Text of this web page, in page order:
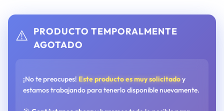
⚠️ PRODUCTO TEMPORALMENTE
AGOTADO
¡No te preocupes! Este producto es muy solicitadoy
estamos trabajando para tenerlo disponible nuevamente.